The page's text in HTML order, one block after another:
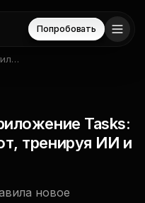
Попробовать
Tasks:
тренируя ИИ и
новое